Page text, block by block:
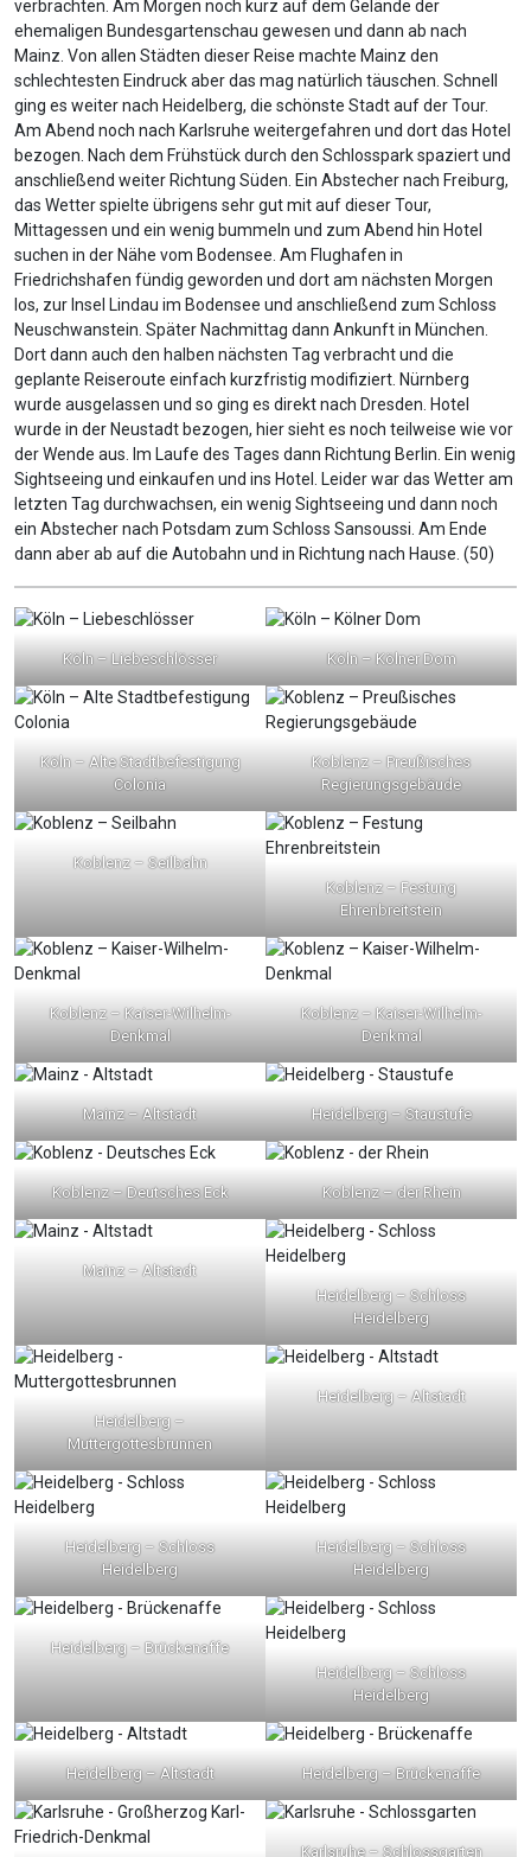
verbrachten. Am Morgen noch kurz auf dem Gelände der
ehemaligen Bundesgartenschau gewesen und dann ab nach
Mainz. Von allen Städten dieser Reise machte Mainz den
schlechtesten Eindruck aber das mag natürlich täuschen. Schnell
ging es weiter nach Heidelberg, die schönste Stadt auf der Tour.
Am Abend noch nach Karlsruhe weitergefahren und dort das Hotel
bezogen. Nach dem Frühstück durch den Schlosspark spaziert und
anschließend weiter Richtung Süden. Ein Abstecher nach Freiburg,
das Wetter spielte übrigens sehr gut mit auf dieser Tour,
Mittagessen und ein wenig bummeln und zum Abend hin Hotel
suchen in der Nähe vom Bodensee. Am Flughafen in
Friedrichshafen fündig geworden und dort am nächsten Morgen
los, zur Insel Lindau im Bodensee und anschließend zum Schloss
Neuschwanstein. Später Nachmittag dann Ankunft in München.
Dort dann auch den halben nächsten Tag verbracht und die
geplante Reiseroute einfach kurzfristig modifiziert. Nürnberg
wurde ausgelassen und so ging es direkt nach Dresden. Hotel
wurde in der Neustadt bezogen, hier sieht es noch teilweise wie vor
der Wende aus. Im Laufe des Tages dann Richtung Berlin. Ein wenig
Sightseeing und einkaufen und ins Hotel. Leider war das Wetter am
letzten Tag durchwachsen, ein wenig Sightseeing und dann noch
ein Abstecher nach Potsdam zum Schloss Sansoussi. Am Ende
dann aber ab auf die Autobahn und in Richtung nach Hause. (50)
Köln – Liebeschlösser Köln – Kölner Dom
Köln – Alte Stadtbefestigung
Colonia
Koblenz – Preußisches
Regierungsgebäude
Koblenz – Seilbahn
Koblenz – Festung
Ehrenbreitstein
Koblenz – Kaiser-Wilhelm-
Denkmal
Koblenz – Kaiser-Wilhelm-
Denkmal
Mainz – Altstadt Heidelberg – Staustufe
Koblenz – Deutsches Eck Koblenz – der Rhein
Mainz – Altstadt
Heidelberg – Schloss
Heidelberg
Heidelberg –
Muttergottesbrunnen
Heidelberg – Altstadt
Heidelberg – Schloss
Heidelberg
Heidelberg – Schloss
Heidelberg
Heidelberg – Brückenaffe
Heidelberg – Schloss
Heidelberg
Heidelberg – Altstadt Heidelberg – Brückenaffe
Karlsruhe – Schlossgarten